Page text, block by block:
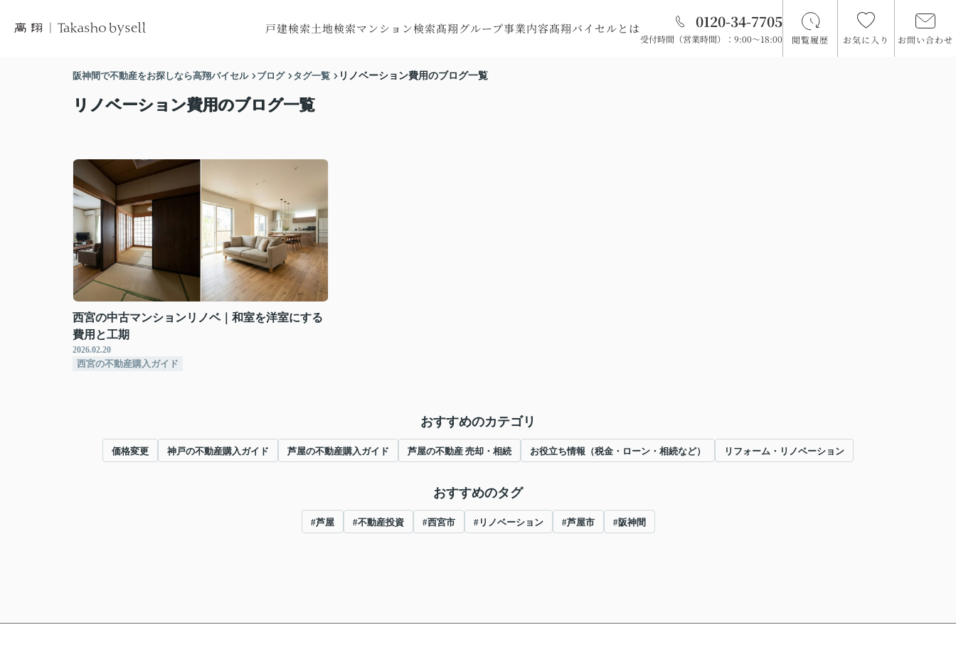
戸建検索
沿線から探す
地図から探す
土地検索
沿線から探す
地図から探す
マンション検索
沿線から探す
髙翔グループ事業内容
RC住宅
髙翔バイセルとは
0120-34-7705
受付時間（営業時間）：9:00～18:00 閲覧履歴 お気に入り お問い合わせ
阪神間で不動産をお探しなら高翔バイセル ブログ タグ一覧 リノベーション費用のブログ一覧
リノベーション費用のブログ一覧
西宮の中古マンションリノベ｜和室を洋室にする
費用と工期
2026.02.20
西宮の不動産購入ガイド
おすすめのカテゴリ
価格変更 神戸の不動産購入ガイド 芦屋の不動産購入ガイド 芦屋の不動産 売却・相続 お役立ち情報（税金・ローン・相続など） リフォーム・リノベーション
おすすめのタグ
#芦屋 #不動産投資 #西宮市 #リノベーション #芦屋市 #阪神間